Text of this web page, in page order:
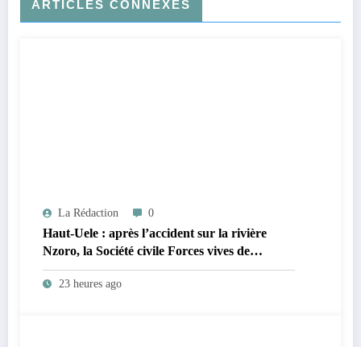
ARTICLES CONNEXES
La Rédaction 0
Haut-Uele : après l’accident sur la rivière
Nzoro, la Société civile Forces vives de
Faradje s’indigne du retard dans la
reconstruction du pont Nzoro
23 heures ago